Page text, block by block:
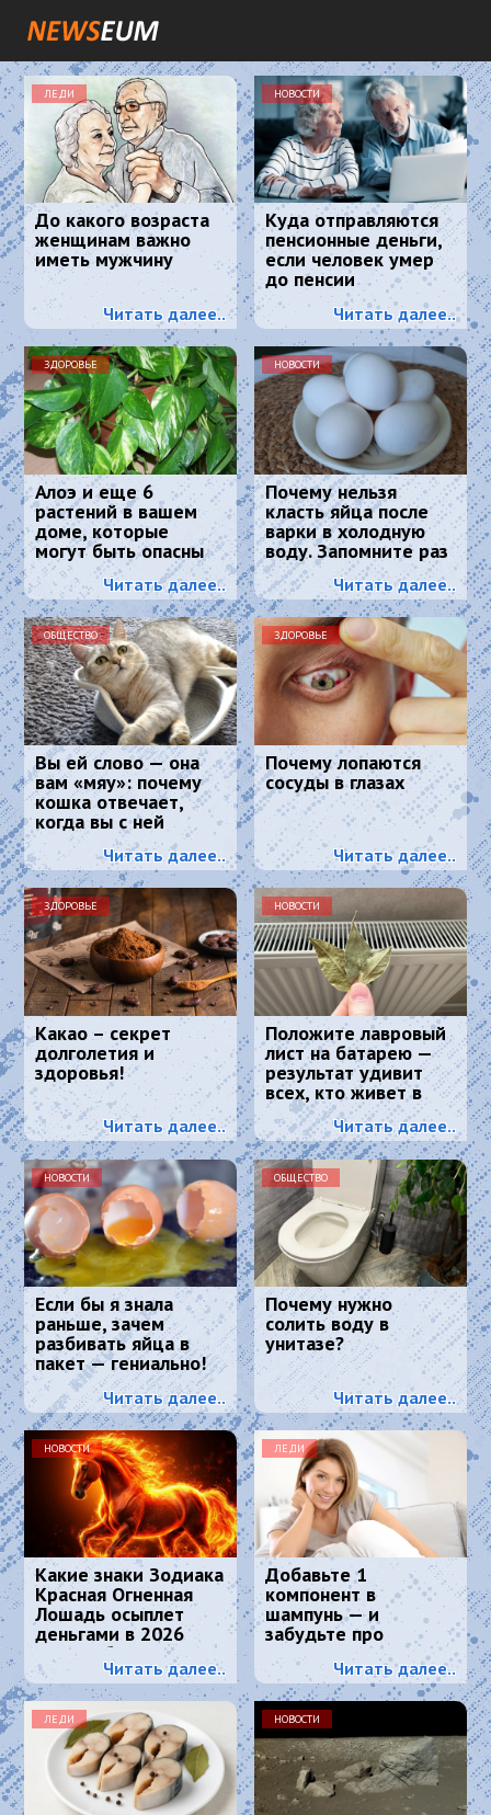
ЛЕДИ
До какого возраста
женщинам важно
иметь мужчину
Читать далее..
НОВОСТИ
Куда отправляются
пенсионные деньги,
если человек умер
до пенсии
Читать далее..
ЗДОРОВЬЕ
Алоэ и еще 6
растений в вашем
доме, которые
могут быть опасны
для вашего
здоровьяЧитать далее..
НОВОСТИ
Почему нельзя
класть яйца после
варки в холодную
воду. Запомните раз
и навсегда
Читать далее..
ОБЩЕСТВО
Вы ей слово — она
вам «мяу»: почему
кошка отвечает,
когда вы с ней
разговариваете
Читать далее..
ЗДОРОВЬЕ
Почему лопаются
сосуды в глазах
Читать далее..
ЗДОРОВЬЕ
Какао – секрет
долголетия и
здоровья!
Читать далее..
НОВОСТИ
Положите лавровый
лист на батарею —
результат удивит
всех, кто живет в
квартире
Читать далее..
НОВОСТИ
Если бы я знала
раньше, зачем
разбивать яйца в
пакет — гениально!
Читать далее..
ОБЩЕСТВО
Почему нужно
солить воду в
унитазе?
Читать далее..
НОВОСТИ
Какие знаки Зодиака
Красная Огненная
Лошадь осыплет
деньгами в 2026
году: 4 баловня
Судьбы Читать далее..
ЛЕДИ
Добавьте 1
компонент в
шампунь — и
забудьте про
седину: к колористу
идти больше не
нужно
Читать далее..
ЛЕДИ НОВОСТИ